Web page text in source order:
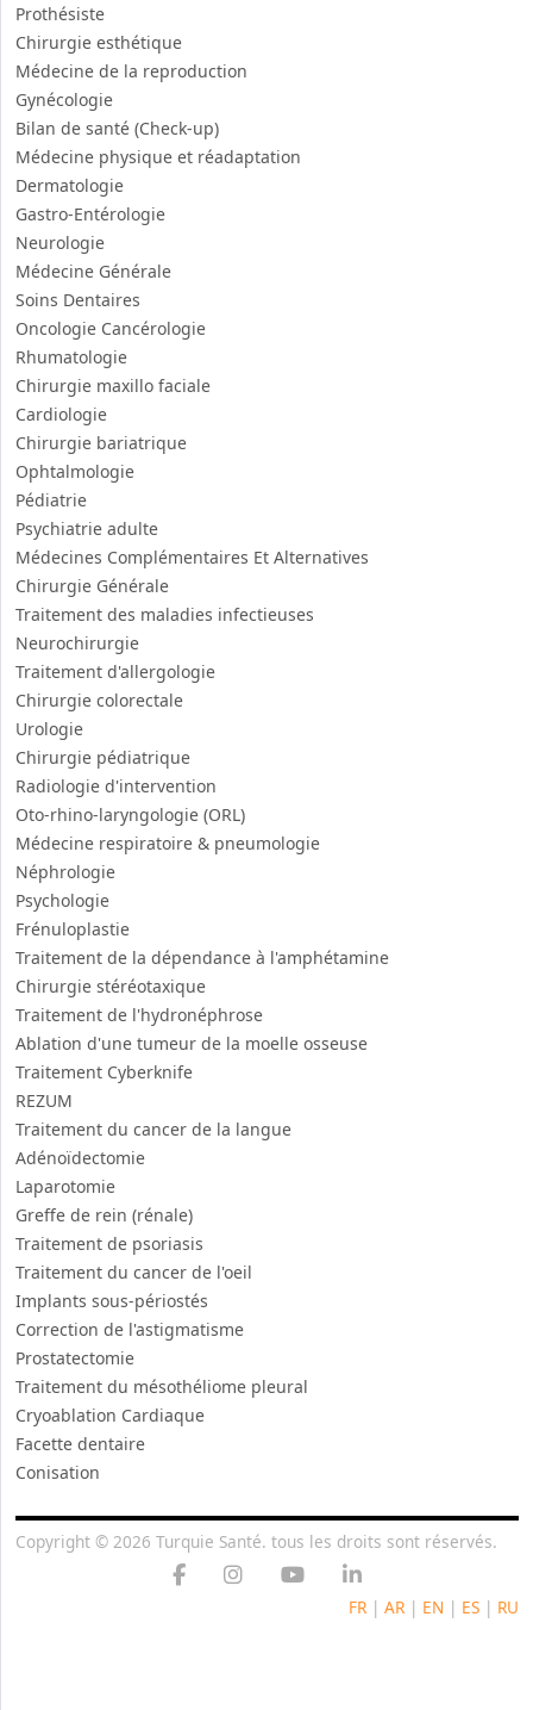
Prothésiste
Chirurgie esthétique
Médecine de la reproduction
Gynécologie
Bilan de santé (Check-up)
Médecine physique et réadaptation
Dermatologie
Gastro-Entérologie
Neurologie
Médecine Générale
Soins Dentaires
Oncologie Cancérologie
Rhumatologie
Chirurgie maxillo faciale
Cardiologie
Chirurgie bariatrique
Ophtalmologie
Pédiatrie
Psychiatrie adulte
Médecines Complémentaires Et Alternatives
Chirurgie Générale
Traitement des maladies infectieuses
Neurochirurgie
Traitement d'allergologie
Chirurgie colorectale
Urologie
Chirurgie pédiatrique
Radiologie d'intervention
Oto-rhino-laryngologie (ORL)
Médecine respiratoire & pneumologie
Néphrologie
Psychologie
Frénuloplastie
Traitement de la dépendance à l'amphétamine
Chirurgie stéréotaxique
Traitement de l'hydronéphrose
Ablation d'une tumeur de la moelle osseuse
Traitement Cyberknife
REZUM
Traitement du cancer de la langue
Adénoïdectomie
Laparotomie
Greffe de rein (rénale)
Traitement de psoriasis
Traitement du cancer de l'oeil
Implants sous-périostés
Correction de l'astigmatisme
Prostatectomie
Traitement du mésothéliome pleural
Cryoablation Cardiaque
Facette dentaire
Conisation
Copyright © 2026 Turquie Santé. tous les droits sont réservés.
FR | AR | EN | ES | RU